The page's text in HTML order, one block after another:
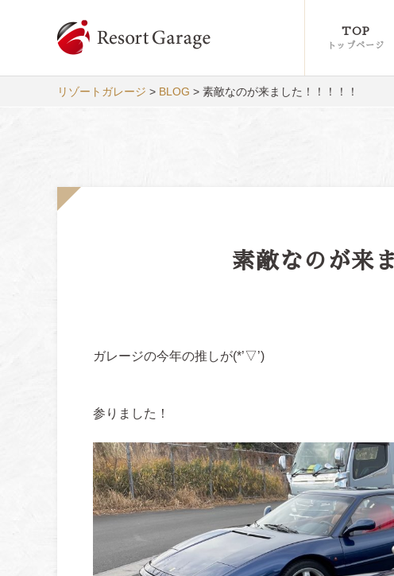
TOP
トップページ
リゾートガレージ > BLOG > 素敵なのが来ました！！！！！
素敵なのが来
弊社
ガレージの今年の推しが(*’▽’)
参りました！